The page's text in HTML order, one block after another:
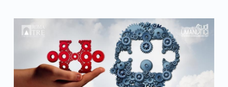
Link identifier archive #link-archive-thumb-soap-76665